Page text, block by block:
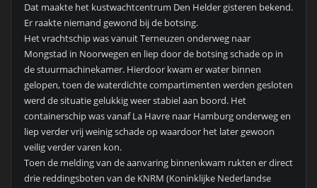
Dat maakte het kustwachtcentrum Den Helder gisteren bekend.
Er raakte niemand gewond bij de botsing.
Het vrachtschip was vanuit Terneuzen onderweg naar
Mongstad in Noorwegen en liep door de botsing schade op in
de stuurmachinekamer. Hierdoor kwam er water binnen
gelopen, toen de waterdichte compartimenten werden gesloten
werd de situatie gelukkig weer stabiel aan boord. Het
containerschip was vanaf La Havre naar Hamburg onderweg en
liep verder vrij weinig schade op waardoor het later gewoon
veilig verder varen kon.
Toen de melding van de aanvaring binnenkwam rukten er direct
drie reddingsboten van de KNRM (Koninklijke Nederlandse